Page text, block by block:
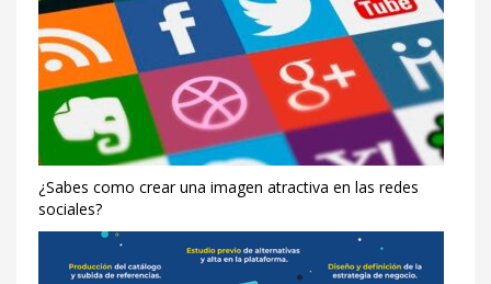
digitalización
de
Pymes
y
Autónomos
Author
DYD
SERVEIS
INFORMATICS
Publisher
¿Sabes como crear una imagen atractiva en las redes
sociales?